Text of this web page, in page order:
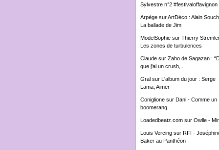
Sylvestre n°2 #festivaloffavignon
ArpègesurArtDéco : Alain
La ballade de Jim
ModelSophiesur Thierry
Les zones de turbulences
Claudesur Zaho de Sagazan :
que j'ai un crush,...
Gralsur L'album du jour : Serge
Lama, Aimer
Coniglionesur Dani - Comme un
boomerang
Loadedbeatz.comsur Owlle -
Louis Vercingsur RFI -
Baker au Panthéon